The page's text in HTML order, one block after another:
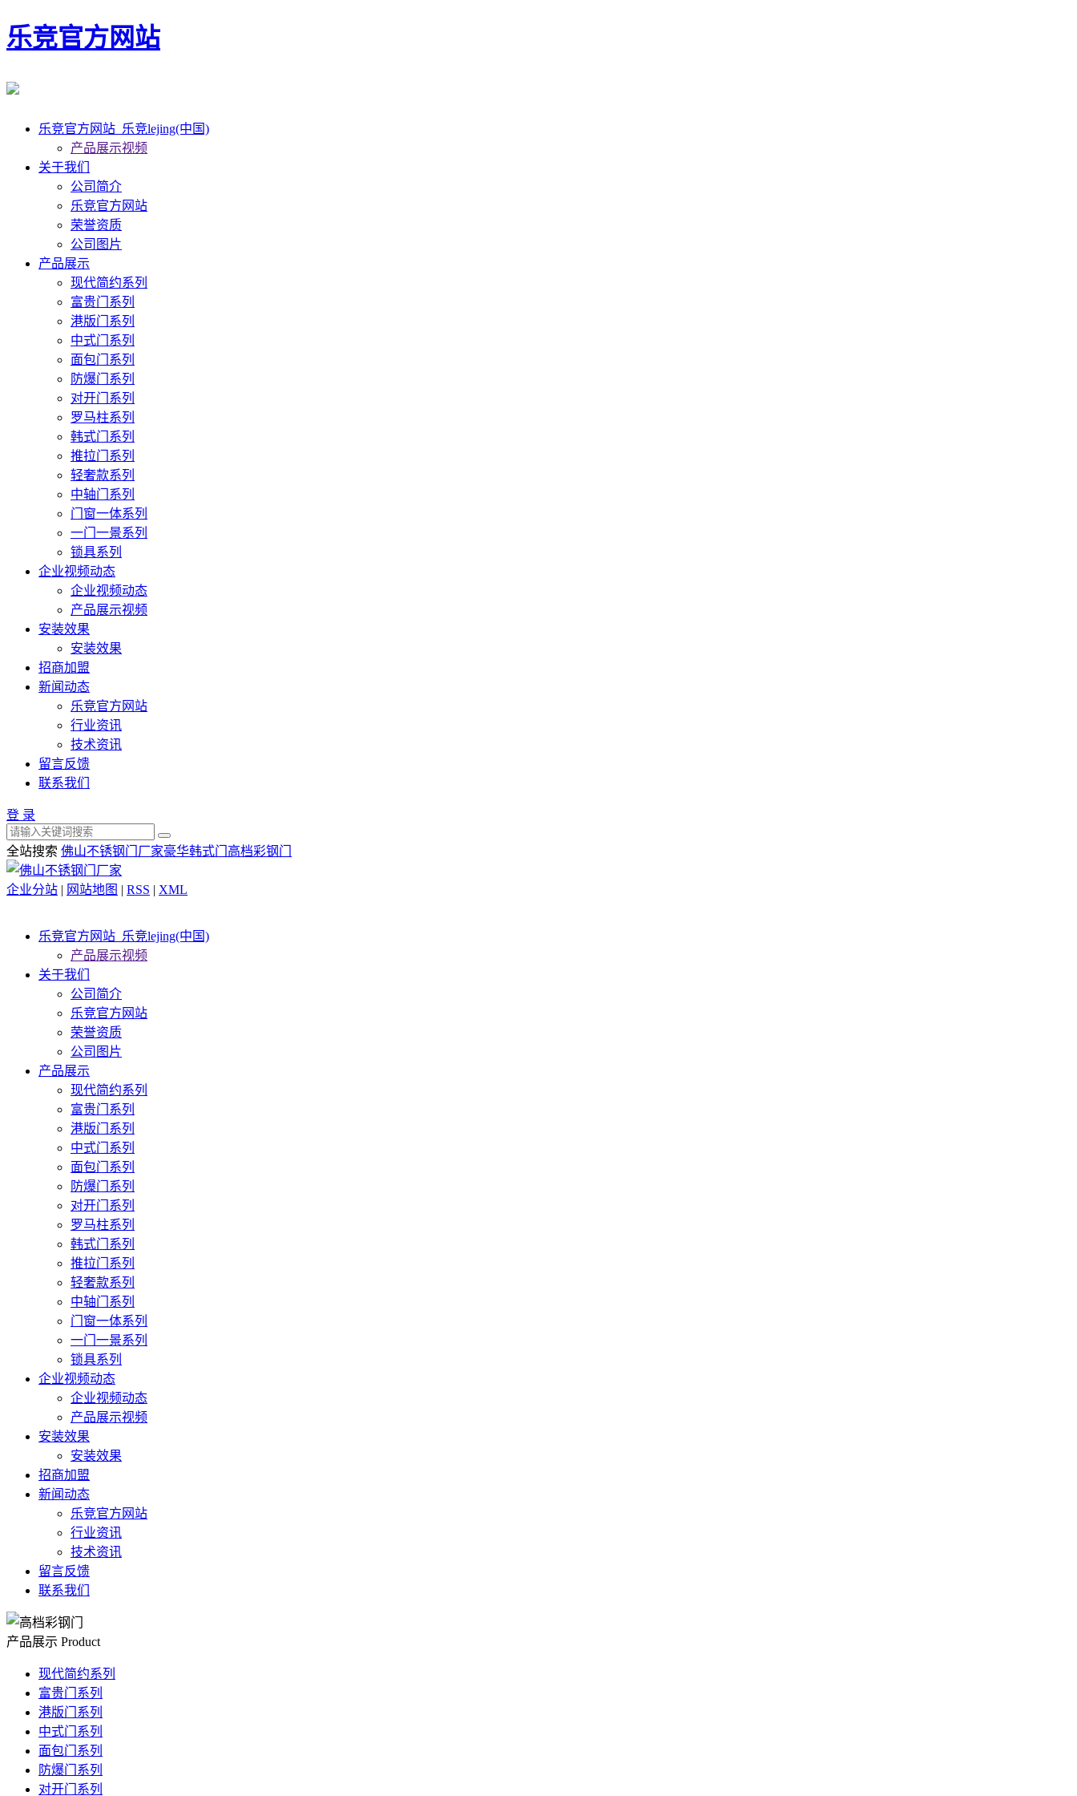
乐竞官方网站
乐竞官方网站_乐竞lejing(中国)
产品展示视频
关于我们
公司简介
乐竞官方网站
荣誉资质
公司图片
产品展示
现代简约系列
富贵门系列
港版门系列
中式门系列
面包门系列
防爆门系列
对开门系列
罗马柱系列
韩式门系列
推拉门系列
轻奢款系列
中轴门系列
门窗一体系列
一门一景系列
锁具系列
企业视频动态
企业视频动态
产品展示视频
安装效果
安装效果
招商加盟
新闻动态
乐竞官方网站
行业资讯
技术资讯
留言反馈
联系我们
登 录
全站搜索 佛山不锈钢门厂家豪华韩式门 高档彩钢门
企业分站 | 网站地图 | RSS | XML
乐竞官方网站_乐竞lejing(中国)
产品展示视频
关于我们
公司简介
乐竞官方网站
荣誉资质
公司图片
产品展示
现代简约系列
富贵门系列
港版门系列
中式门系列
面包门系列
防爆门系列
对开门系列
罗马柱系列
韩式门系列
推拉门系列
轻奢款系列
中轴门系列
门窗一体系列
一门一景系列
锁具系列
企业视频动态
企业视频动态
产品展示视频
安装效果
安装效果
招商加盟
新闻动态
乐竞官方网站
行业资讯
技术资讯
留言反馈
联系我们
产品展示 Product
现代简约系列
富贵门系列
港版门系列
中式门系列
面包门系列
防爆门系列
对开门系列